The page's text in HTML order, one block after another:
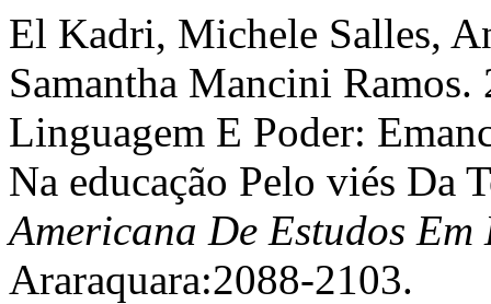
El Kadri, Michele Salles,
Samantha Mancini
Linguagem E Poder:
Na educação Pelo viés Da
Americana De Estudos Em
Araraquara:2088-2103.